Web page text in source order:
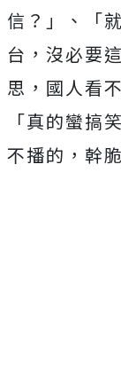
信？」、「
台，沒必要
思，國人看
「真的蠻搞
不播的，幹